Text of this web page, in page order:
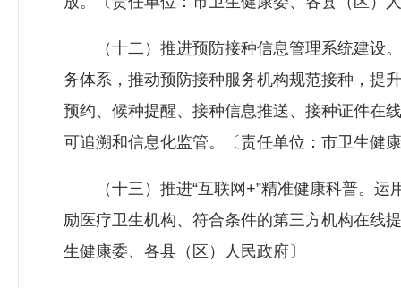
（十二）推进预防接种信息管理系统建设。
务体系，推动预防接种服务机构规范接种，提
预约、候种提醒、接种信息推送、接种证件在
可追溯和信息化监管。〔责任单位：市卫生健
（十三）推进“互联网+”精准健康科普。运
励医疗卫生机构、符合条件的第三方机构在线
生健康委、各县（区）人民政府〕